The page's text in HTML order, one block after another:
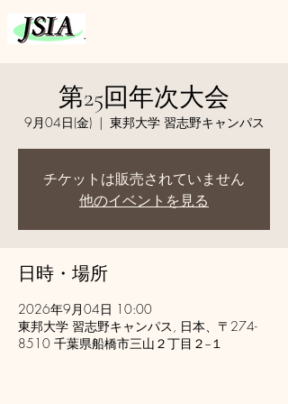
第25回年次大会
9月04日(金)
  |
東邦大学 習志野キャンパス
チケットは販売されていません
他のイベントを見る
日時・場所
2026年9月04日 10:00
東邦大学 習志野キャンパス, 日本、〒274-
8510 千葉県船橋市三山２丁目２−１